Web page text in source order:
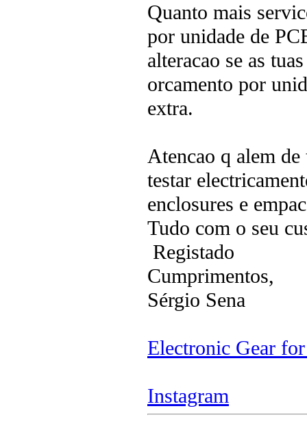
Quanto mais
por unidade de
alteracao se as
orcamento por
extra.
Atencao q alem de
testar
enclosures e
Tudo com o seu
Registado
Cumprimentos,
Sérgio Sena
Electronic Gear
Instagram